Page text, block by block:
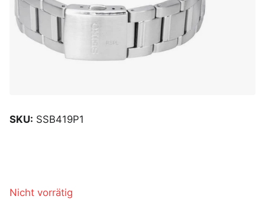
SKU: SSB419P1
Nicht vorrätig